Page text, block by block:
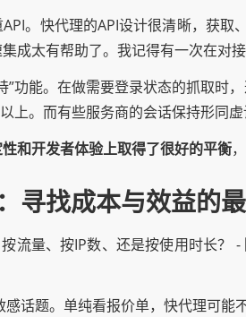
。快代理的API设计很清晰，获
成太有帮助了。我记得有一次在对
”功能。在做需要登录状态的抓取时
上。而有些服务商的会话保持形同
和开发者体验上取得了很好的平衡
寻找成本与效益的
按流量、按IP数、还是按使用时长？ -
感话题。单纯看报价单，快代理可